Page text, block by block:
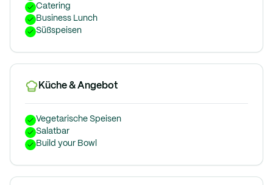
Catering
Business Lunch
Süßspeisen
Küche & Angebot
Vegetarische Speisen
Salatbar
Build your Bowl